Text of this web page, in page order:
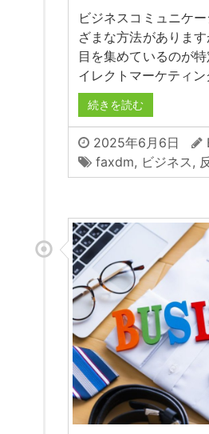
ビジネスコミュニケ
ざまな方法がありま
目を集めているのが
イレクトマーケティン
続きを読む
2025年6月6日
faxdm, ビジネス ,